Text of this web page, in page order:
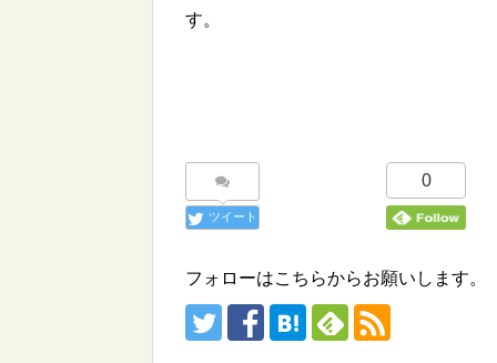
す。
ツイート
0
フォローはこちらからお願いします。